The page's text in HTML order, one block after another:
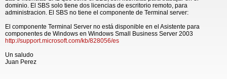
dominio. El SBS solo tiene dos licencias de escritorio remoto, para
administracion. El SBS no tiene el componente de Terminal server:
El componente Terminal Server no está disponible en el Asistente para
componentes de Windows en Windows Small Business Server 2003
http://support.microsoft.com/kb/828056/es
Un saludo
Juan Perez